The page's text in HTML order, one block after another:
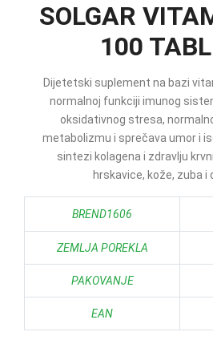
SOLGAR
100
Dijetetski suplement na bazi
normalnoj funkciji imunog
oksidativnog stresa,
metabolizmu i sprečava umor i
sintezi kolagena i zdravlju
hrskavice, kože, zuba i
BREND1606
ZEMLJA POREKLA
PAKOVANJE
EAN